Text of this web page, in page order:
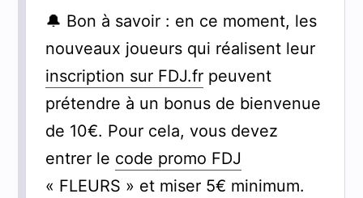
🔔 Bon à savoir : en ce moment, les
nouveaux joueurs qui réalisent leur
inscription sur FDJ.frpeuvent
prétendre à un bonus de bienvenue
de 10€. Pour cela, vous devez
entrer le code promo FDJ
« FLEURS » et miser 5€ minimum.